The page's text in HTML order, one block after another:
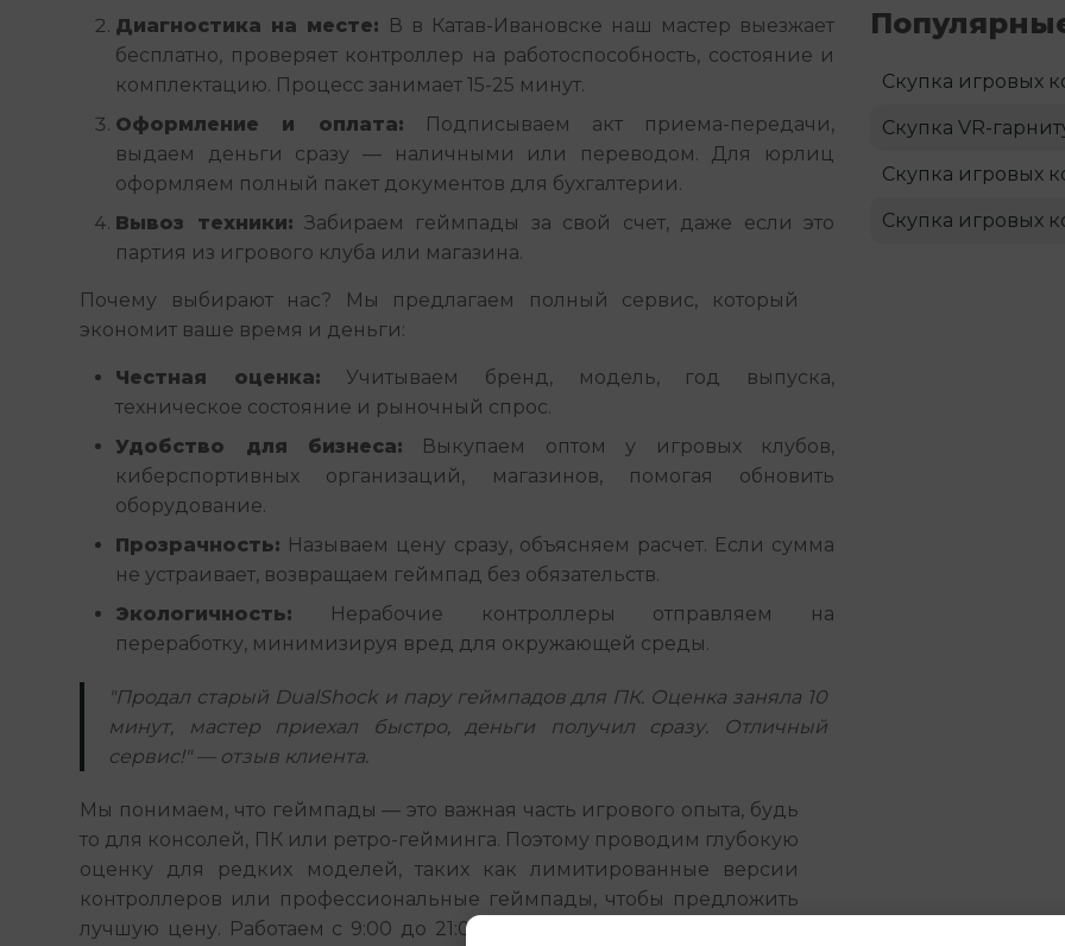
Диагностика на месте: В в Катав-Ивановске наш мастер выезжает
бесплатно, проверяет контроллер на работоспособность, состояние и
комплектацию. Процесс занимает 15-25 минут.
Оформление и оплата: Подписываем акт приема-передачи,
выдаем деньги сразу — наличными или переводом. Для юрлиц
оформляем полный пакет документов для бухгалтерии.
Вывоз техники: Забираем геймпады за свой счет, даже если это
партия из игрового клуба или магазина.
Почему выбирают нас? Мы предлагаем полный сервис, который
экономит ваше время и деньги:
Честная оценка: Учитываем бренд, модель, год выпуска,
техническое состояние и рыночный спрос.
Удобство для бизнеса: Выкупаем оптом у игровых клубов,
киберспортивных организаций, магазинов, помогая обновить
оборудование.
Прозрачность: Называем цену сразу, объясняем расчет. Если сумма
не устраивает, возвращаем геймпад без обязательств.
Экологичность: Нерабочие контроллеры отправляем на
переработку, минимизируя вред для окружающей среды.
"Продал старый DualShock и пару геймпадов для ПК. Оценка заняла 10
минут, мастер приехал быстро, деньги получил сразу. Отличный
сервис!" — отзыв клиента.
Мы понимаем, что геймпады — это важная часть игрового опыта, будь
то для консолей, ПК или ретро-гейминга. Поэтому проводим глубокую
оценку для редких моделей, таких как лимитированные версии
контроллеров или профессиональные геймпады, чтобы предложить
лучшую цену. Работаем с 9:00 до 21:00 без выходных, подстраиваясь
Скупка игровых
Скупка VR-
Скупка игровых
Скупка игровых